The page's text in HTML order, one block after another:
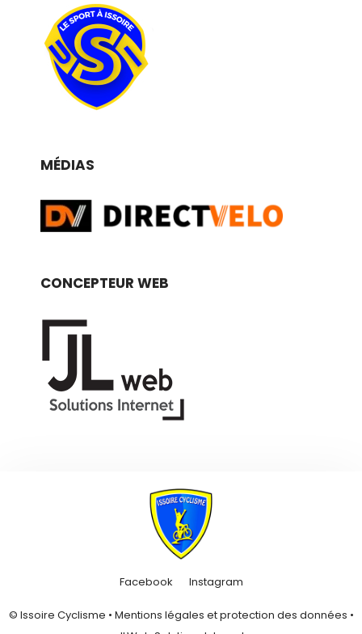
MÉDIAS
CONCEPTEUR WEB
Facebook Instagram
© Issoire Cyclisme • Mentions légales et protection des données •